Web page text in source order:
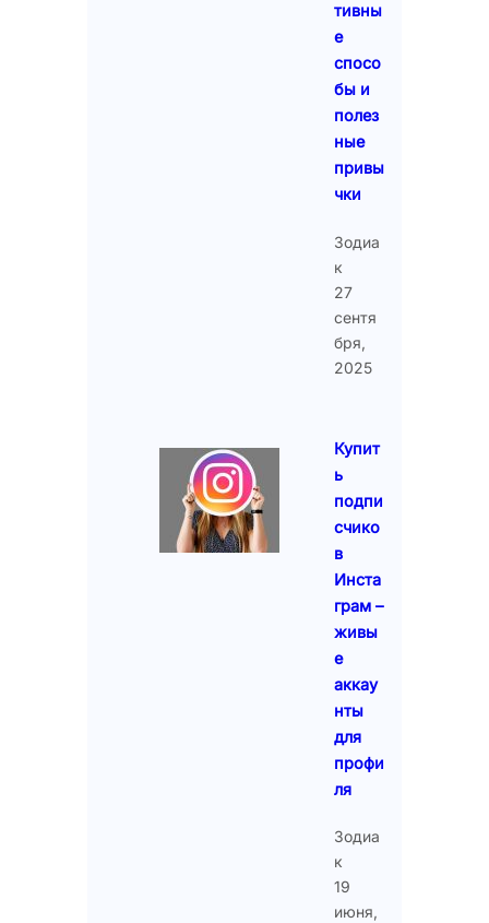
тивны
е
спосо
бы и
полез
ные
привы
чки
Зодиа
к
27
сентя
бря,
2025
Купит
ь
подпи
счико
в
Инста
грам –
живы
е
аккау
нты
для
профи
ля
Зодиа
к
19
июня,